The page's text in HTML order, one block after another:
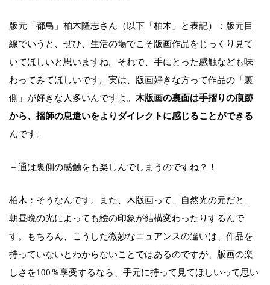
版元「都鳥」柏木隆志さん（以下「柏木」と表記）：版元目
線でいうと、ぜひ、生活の場でこそ版画作品をじっくり見て
いてほしいと思いますね。それで、手にとった感触なども味
わってみてほしいです。実は、版画好きな方って作品の「裏
側」が好きな人多いんですよ。 木版画の裏面は手摺りの痕跡
から、摺師の息遣いをよりダイレクトに感じることができる
んです。
－通は裏側の感触をも楽しんでしまうのですね？！
柏木：そうなんです。また、木版画って、自然光の元だと、
朝昼晩の光によっても絵の印象が結構変わったりするんで
す。もちろん、こうした微妙なニュアンスの違いは、作品を
持っていないとわからないことではあるのですが、版画の楽
しさを100％享受するなら、手元に持って見てほしいって思い